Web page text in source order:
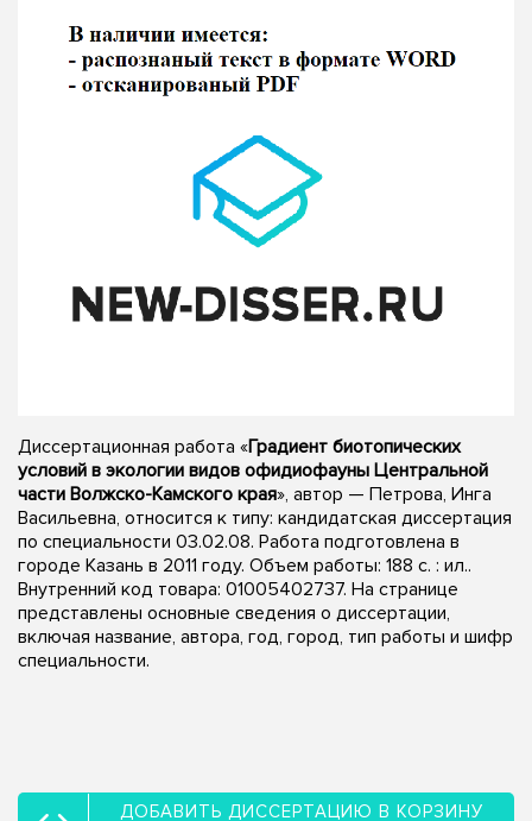
Диссертационная работа «Градиент биотопических
условий в экологии видов офидиофауны Центральной
части Волжско-Камского края», автор — Петрова, Инга
Васильевна, относится к типу: кандидатская диссертация
по специальности 03.02.08. Работа подготовлена в
городе Казань в 2011 году. Объем работы: 188 с. : ил..
Внутренний код товара: 01005402737. На странице
представлены основные сведения о диссертации,
включая название, автора, год, город, тип работы и шифр
специальности.
ДОБАВИТЬ ДИССЕРТАЦИЮ В КОРЗИНУ